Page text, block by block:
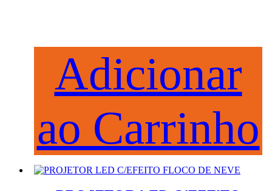
Adicionar
ao Carrinho